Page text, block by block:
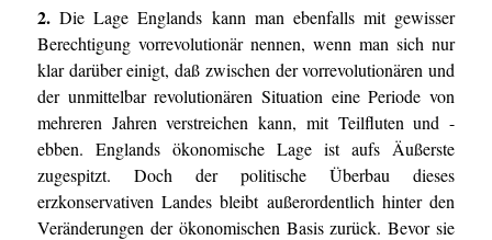
2.Die Lage Englands kann man ebenfalls mit gewisser
Berechtigung vorrevolutionär nennen, wenn man sich nur
klar darüber einigt, daß zwischen der vorrevolutionären und
der unmittelbar revolutionären Situation eine Periode von
mehreren Jahren verstreichen kann, mit Teilfluten und -
ebben. Englands ökonomische Lage ist aufs Äußerste
zugespitzt. Doch der politische Überbau dieses
erzkonservativen Landes bleibt außerordentlich hinter den
Veränderungen der ökonomischen Basis zurück. Bevor sie